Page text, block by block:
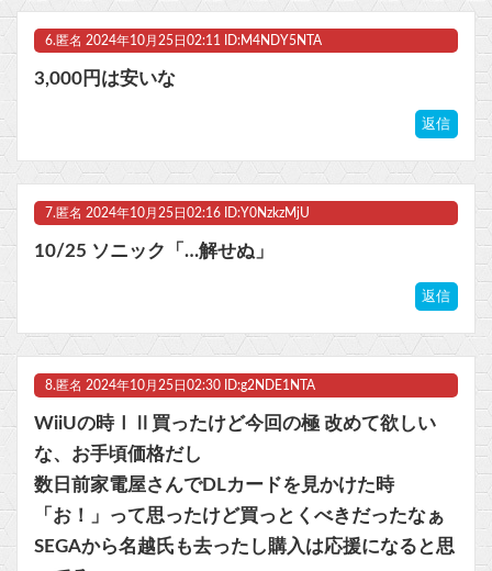
6. 匿名 2024年10月25日02:11 ID:M4NDY5NTA
3,000円は安いな
返信
7. 匿名 2024年10月25日02:16 ID:Y0NzkzMjU
10/25 ソニック「…解せぬ」
返信
8. 匿名 2024年10月25日02:30 ID:g2NDE1NTA
WiiUの時ⅠⅡ買ったけど今回の極 改めて欲しい
な、お手頃価格だし
数日前家電屋さんでDLカードを見かけた時
「お！」って思ったけど買っとくべきだったなぁ
SEGAから名越氏も去ったし購入は応援になると思